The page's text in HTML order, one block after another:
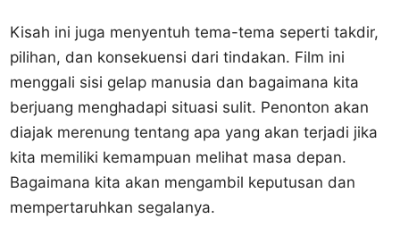
Kisah ini juga menyentuh tema-tema seperti takdir,
pilihan, dan konsekuensi dari tindakan. Film ini
menggali sisi gelap manusia dan bagaimana kita
berjuang menghadapi situasi sulit. Penonton akan
diajak merenung tentang apa yang akan terjadi jika
kita memiliki kemampuan melihat masa depan.
Bagaimana kita akan mengambil keputusan dan
mempertaruhkan segalanya.